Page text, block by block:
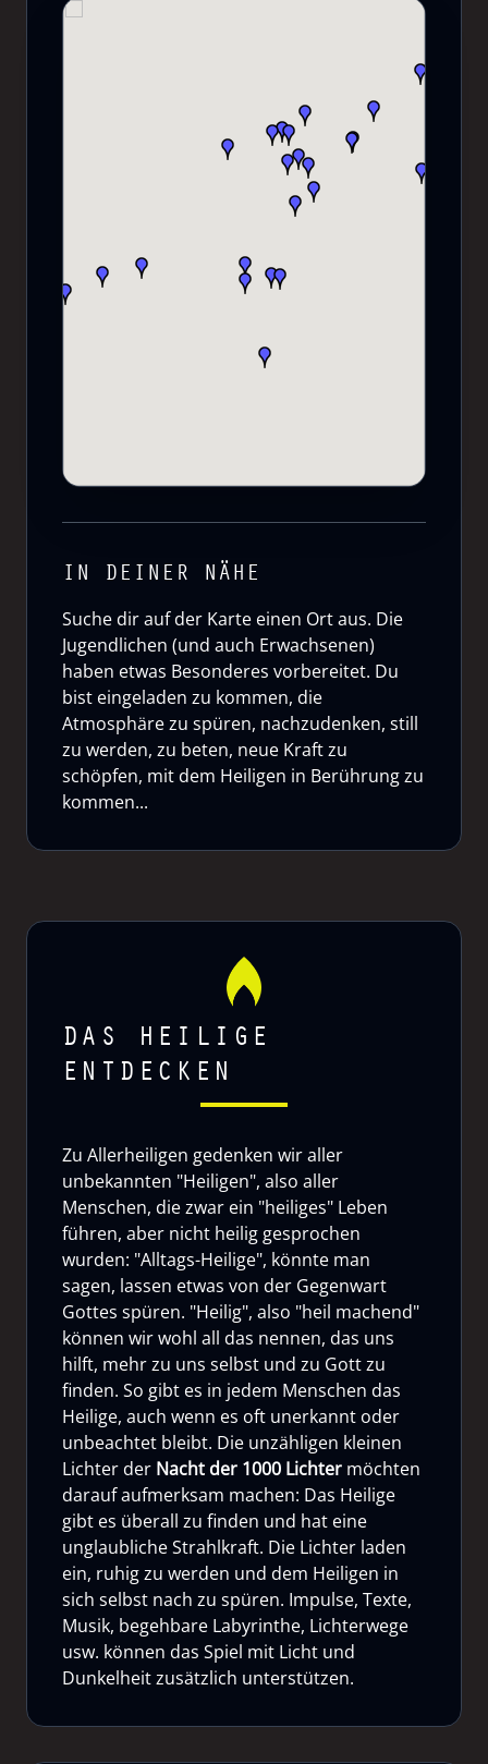
IN DEINER NÄHE
Suche dir auf der Karte einen Ort aus. Die
Jugendlichen (und auch Erwachsenen)
haben etwas Besonderes vorbereitet. Du
bist eingeladen zu kommen, die
Atmosphäre zu spüren, nachzudenken, still
zu werden, zu beten, neue Kraft zu
schöpfen, mit dem Heiligen in Berührung zu
kommen...
DAS HEILIGE
ENTDECKEN
Zu Allerheiligen gedenken wir aller
unbekannten "Heiligen", also aller
Menschen, die zwar ein "heiliges" Leben
führen, aber nicht heilig gesprochen
wurden: "Alltags-Heilige", könnte man
sagen, lassen etwas von der Gegenwart
Gottes spüren. "Heilig", also "heil machend"
können wir wohl all das nennen, das uns
hilft, mehr zu uns selbst und zu Gott zu
finden. So gibt es in jedem Menschen das
Heilige, auch wenn es oft unerkannt oder
unbeachtet bleibt. Die unzähligen kleinen
Lichter der Nacht der 1000 Lichter möchten
darauf aufmerksam machen: Das Heilige
gibt es überall zu finden und hat eine
unglaubliche Strahlkraft. Die Lichter laden
ein, ruhig zu werden und dem Heiligen in
sich selbst nach zu spüren. Impulse, Texte,
Musik, begehbare Labyrinthe, Lichterwege
usw. können das Spiel mit Licht und
Dunkelheit zusätzlich unterstützen.